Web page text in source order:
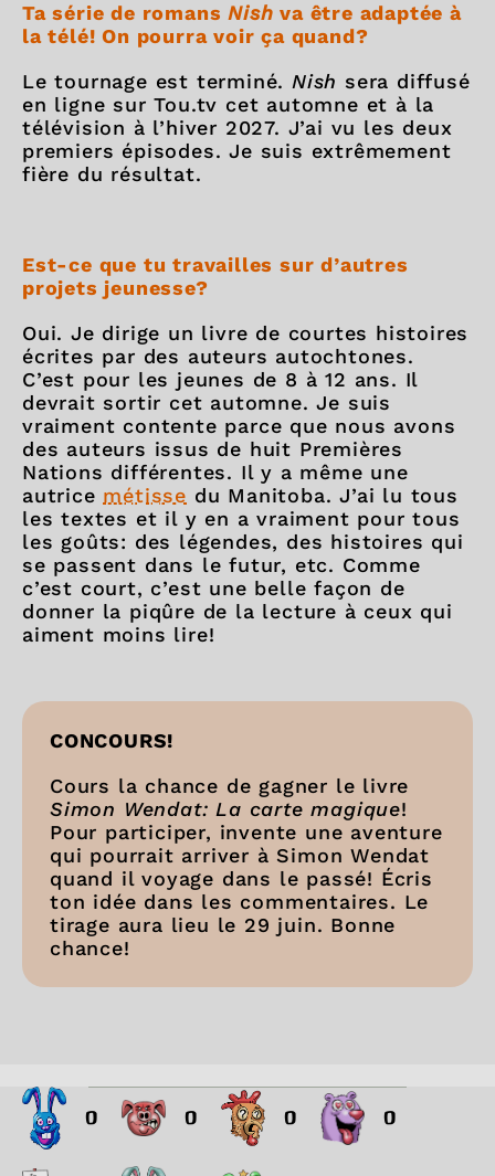
Ta série de romans Nish va être adaptée à
la télé! On pourra voir ça quand?
Le tournage est terminé. Nish sera diffusé
en ligne sur Tou.tv cet automne et à la
télévision à l’hiver 2027. J’ai vu les deux
premiers épisodes. Je suis extrêmement
fière du résultat.
Est-ce que tu travailles sur d’autres
projets jeunesse?
Oui. Je dirige un livre de courtes histoires
écrites par des auteurs autochtones.
C’est pour les jeunes de 8 à 12 ans. Il
devrait sortir cet automne. Je suis
vraiment contente parce que nous avons
des auteurs issus de huit Premières
Nations différentes. Il y a même une
autrice métisse du Manitoba. J’ai lu tous
les textes et il y en a vraiment pour tous
les goûts: des légendes, des histoires qui
se passent dans le futur, etc. Comme
c’est court, c’est une belle façon de
donner la piqûre de la lecture à ceux qui
aiment moins lire!
CONCOURS!
Cours la chance de gagner le livre
Simon Wendat: La carte magique!
Pour participer, invente une aventure
qui pourrait arriver à Simon Wendat
quand il voyage dans le passé! Écris
ton idée dans les commentaires. Le
tirage aura lieu le 29 juin. Bonne
chance!
0 0 0 0